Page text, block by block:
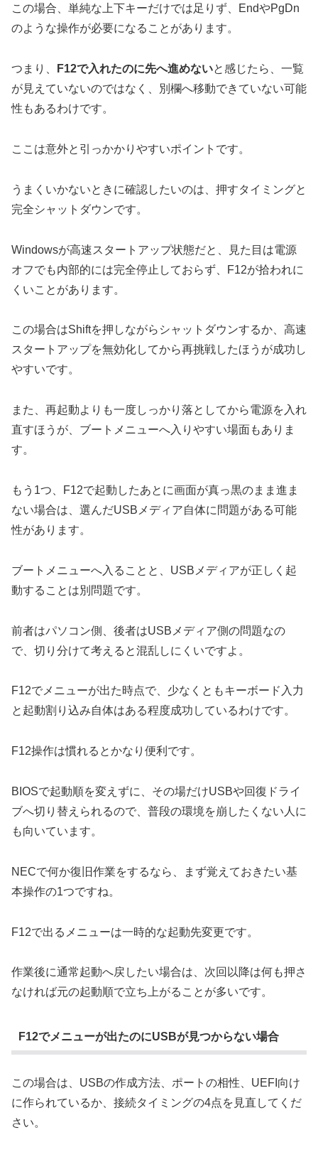
この場合、単純な上下キーだけでは足りず、EndやPgDn
のような操作が必要になることがあります。
つまり、 F12で入れたのに先へ進めないと感じたら、一覧
が見えていないのではなく、別欄へ移動できていない可能
性もあるわけです。
ここは意外と引っかかりやすいポイントです。
うまくいかないときに確認したいのは、押すタイミングと
完全シャットダウンです。
Windowsが高速スタートアップ状態だと、見た目は電源
オフでも内部的には完全停止しておらず、F12が拾われに
くいことがあります。
この場合はShiftを押しながらシャットダウンするか、高速
スタートアップを無効化してから再挑戦したほうが成功し
やすいです。
また、再起動よりも一度しっかり落としてから電源を入れ
直すほうが、ブートメニューへ入りやすい場面もありま
す。
もう1つ、F12で起動したあとに画面が真っ黒のまま進ま
ない場合は、選んだUSBメディア自体に問題がある可能
性があります。
ブートメニューへ入ることと、USBメディアが正しく起
動することは別問題です。
前者はパソコン側、後者はUSBメディア側の問題なの
で、切り分けて考えると混乱しにくいですよ。
F12でメニューが出た時点で、少なくともキーボード入力
と起動割り込み自体はある程度成功しているわけです。
F12操作は慣れるとかなり便利です。
BIOSで起動順を変えずに、その場だけUSBや回復ドライ
ブへ切り替えられるので、普段の環境を崩したくない人に
も向いています。
NECで何か復旧作業をするなら、まず覚えておきたい基
本操作の1つですね。
F12で出るメニューは一時的な起動先変更です。
作業後に通常起動へ戻したい場合は、次回以降は何も押さ
なければ元の起動順で立ち上がることが多いです。
F12でメニューが出たのにUSBが見つからない場合
この場合は、USBの作成方法、ポートの相性、UEFI向け
に作られているか、接続タイミングの4点を見直してくだ
さい。